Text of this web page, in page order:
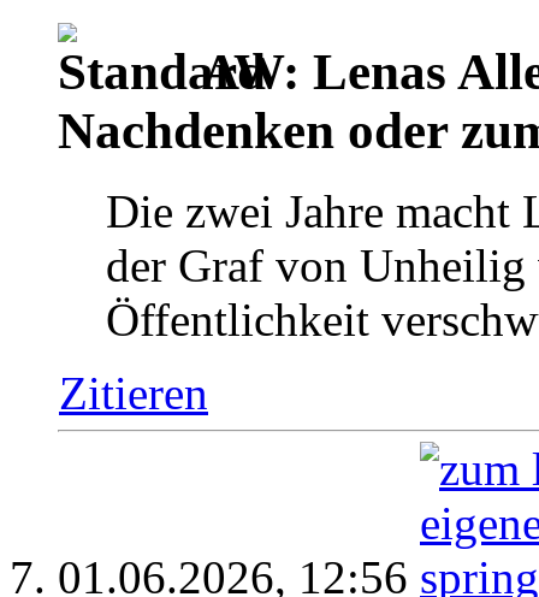
AW: Lenas
Nachdenken oder
Die zwei Jahre macht
der Graf von Unheilig
Öffentlichkeit
Zitieren
01.06.2026, 12:56